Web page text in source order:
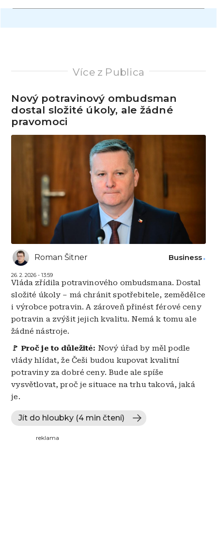
Více z Publica
Nový potravinový ombudsman
dostal složité úkoly, ale žádné
pravomoci
Roman Šitner
26. 2. 2026 - 13:59
Business
Vláda zřídila potravinového ombudsmana. Dostal
složité úkoly – má chránit spotřebitele, zemědělce
i výrobce potravin. A zároveň přinést férové ceny
potravin a zvýšit jejich kvalitu. Nemá k tomu ale
žádné nástroje.
🚩 Proč je to důležité: Nový úřad by měl podle
vlády hlídat, že Češi budou kupovat kvalitní
potraviny za dobré ceny. Bude ale spíše
vysvětlovat, proč je situace na trhu taková, jaká
je.
Jít do hloubky (4 min čtení)
reklama